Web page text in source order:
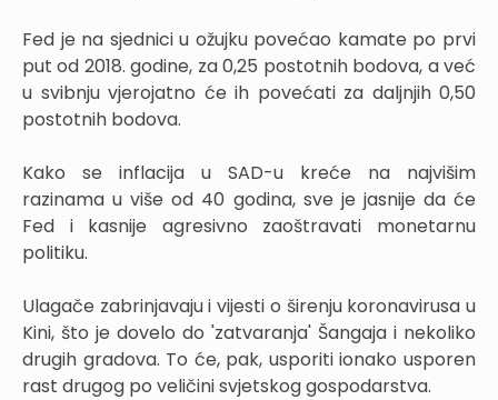
Fed je na sjednici u ožujku povećao kamate po prvi
put od 2018. godine, za 0,25 postotnih bodova, a već
u svibnju vjerojatno će ih povećati za daljnjih 0,50
postotnih bodova.
Kako se inflacija u SAD-u kreće na najvišim
razinama u više od 40 godina, sve je jasnije da će
Fed i kasnije agresivno zaoštravati monetarnu
politiku.
Ulagače zabrinjavaju i vijesti o širenju koronavirusa u
Kini, što je dovelo do 'zatvaranja' Šangaja i nekoliko
drugih gradova. To će, pak, usporiti ionako usporen
rast drugog po veličini svjetskog gospodarstva.